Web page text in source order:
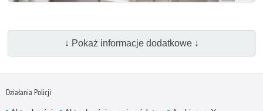
↓ Pokaż informacje dodatkowe ↓
Działania Policji